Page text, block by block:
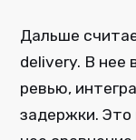
Дальше
delivery. В нее
ревью,
задержки. Это